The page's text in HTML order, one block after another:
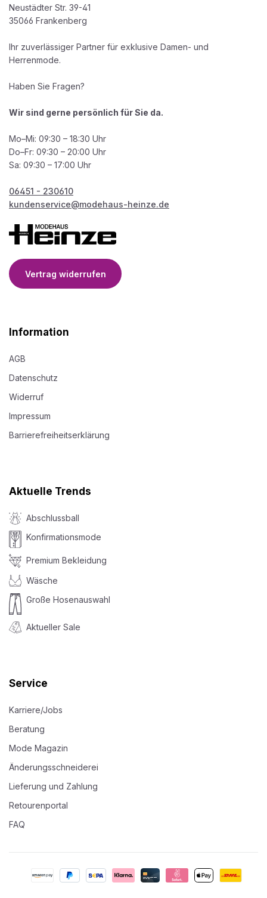
Neustädter Str. 39-41
35066 Frankenberg
Ihr zuverlässiger Partner für exklusive Damen- und
Herrenmode.
Haben Sie Fragen?
Wir sind gerne persönlich für Sie da.
Mo–Mi: 09:30 – 18:30 Uhr
Do–Fr: 09:30 – 20:00 Uhr
Sa: 09:30 – 17:00 Uhr
06451 - 230610
kundenservice@modehaus-heinze.de
Vertrag widerrufen
Information
AGB
Datenschutz
Widerruf
Impressum
Barrierefreiheitserklärung
Aktuelle Trends
Abschlussball
Konfirmationsmode
Premium Bekleidung
Wäsche
Große Hosenauswahl
Aktueller Sale
Service
Karriere/Jobs
Beratung
Mode Magazin
Änderungsschneiderei
Lieferung und Zahlung
Retourenportal
FAQ